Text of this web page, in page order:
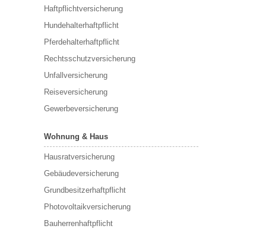
Haftpflichtversicherung
Hundehalterhaftpflicht
Pferdehalterhaftpflicht
Rechtsschutzversicherung
Unfallversicherung
Reiseversicherung
Gewerbeversicherung
Wohnung & Haus
Hausratversicherung
Gebäudeversicherung
Grundbesitzerhaftpflicht
Photovoltaikversicherung
Bauherrenhaftpflicht